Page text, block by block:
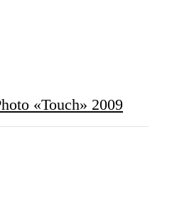
«Touch» 2009